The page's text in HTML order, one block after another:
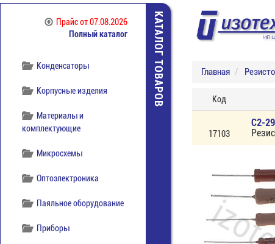
Прайсот 07.08.2026
Полный каталог
отечественная
Компоненты
Конденсаторы
Корпусные изделия
Материалы и
комплектующие
Микросхемы
Оптоэлектроника
Паяльное оборудование
Приборы
КАТАЛОГ ТОВАРОВ Главная
Код
17103
С2-